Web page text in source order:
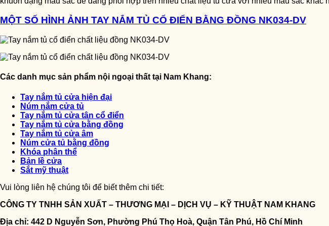
MỘT SỐ HÌNH ẢNH TAY NẮM TỦ CỔ ĐIỂN BẰNG ĐỒNG NK034-DV
Các danh mục sản phẩm nội ngoại thất tại Nam Khang:
Tay nắm tủ cửa hiện đại
Núm nắm cửa tủ
Tay nắm tủ cửa tân cổ điển
Tay nắm tủ cửa bằng đồng
Tay nắm tủ cửa âm
Núm cửa tủ bằng đồng
Khóa phân thể
Bản lề cửa
Sắt mỹ thuật
Vui lòng liên hệ chúng tôi để biết thêm chi tiết:
CÔNG TY TNHH SẢN XUẤT – THƯƠNG MẠI – DỊCH VỤ – KỸ THUẬT NAM KHANG
Địa chỉ: 442 D Nguyễn Sơn, Phường Phú Thọ Hoà, Quận Tân Phú, Hồ Chí Minh